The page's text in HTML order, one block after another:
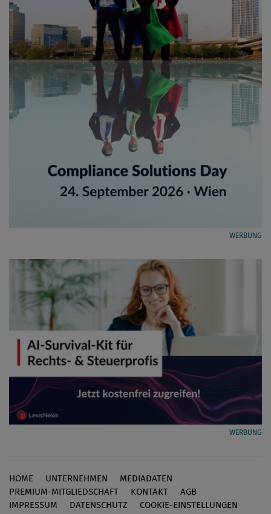
WERBUNG
WERBUNG
Footer
HOME UNTERNEHMEN
MEDIADATEN
PREMIUM-MITGLIEDSCHAFT
KONTAKT
AGB
IMPRESSUM
DATENSCHUTZ COOKIE-EINSTELLUNGEN